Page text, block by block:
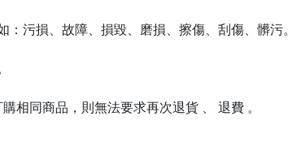
污損、故障、損毀、磨損、擦傷、刮傷、髒污。
相同商品，則無法要求再次退貨 、 退費 。